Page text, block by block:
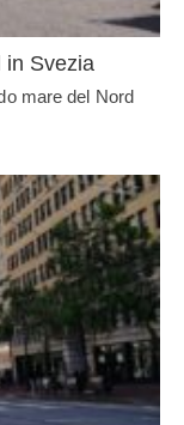
in Svezia
mare del Nord